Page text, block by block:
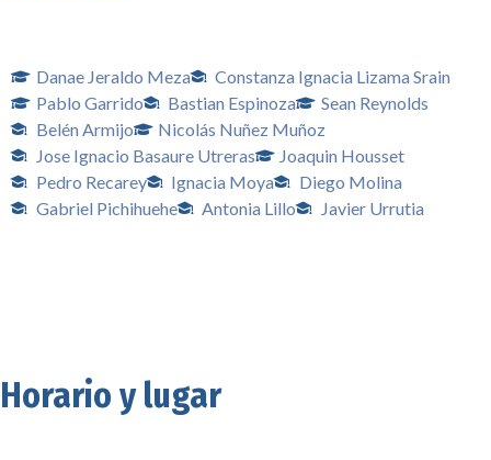
Danae Jeraldo Meza
Constanza Ignacia Lizama Srain
Pablo Garrido
Bastian Espinoza
Sean Reynolds
Belén Armijo
Nicolás Nuñez Muñoz
Jose Ignacio Basaure Utreras
Joaquin Housset
Pedro Recarey
Ignacia Moya
Diego Molina
Gabriel Pichihuehe
Antonia Lillo Javier Urrutia
Horario y lugar